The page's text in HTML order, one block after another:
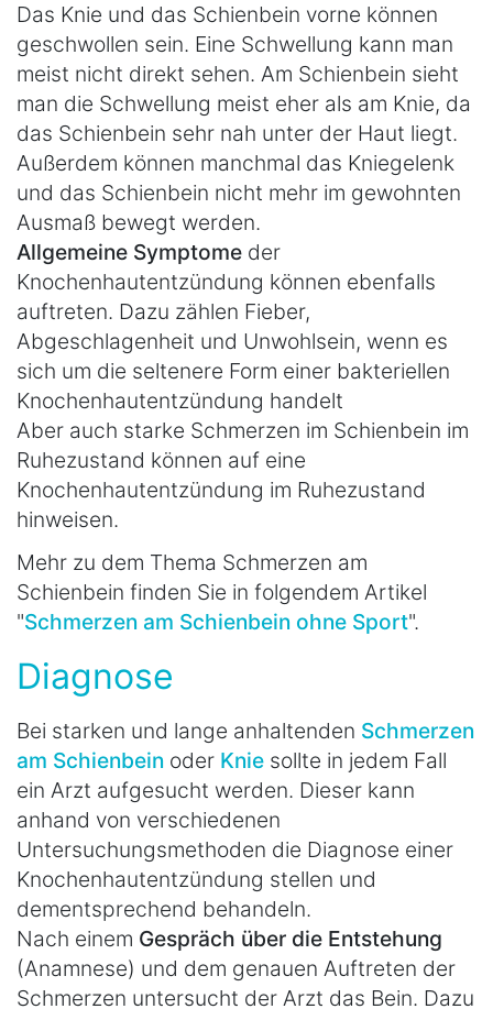
Das Knie und das Schienbein vorne können
geschwollen sein. Eine Schwellung kann man
meist nicht direkt sehen. Am Schienbein sieht
man die Schwellung meist eher als am Knie, da
das Schienbein sehr nah unter der Haut liegt.
Außerdem können manchmal das Kniegelenk
und das Schienbein nicht mehr im gewohnten
Ausmaß bewegt werden.
Allgemeine Symptome der
Knochenhautentzündung können ebenfalls
auftreten. Dazu zählen Fieber,
Abgeschlagenheit und Unwohlsein, wenn es
sich um die seltenere Form einer bakteriellen
Knochenhautentzündung handelt
Aber auch starke Schmerzen im Schienbein im
Ruhezustand können auf eine
Knochenhautentzündung im Ruhezustand
hinweisen.
Mehr zu dem Thema Schmerzen am
Schienbein finden Sie in folgendem Artikel
"Schmerzen am Schienbein ohne Sport".
Diagnose
Bei starken und lange anhaltenden Schmerzen
am Schienbein oder Knie sollte in jedem Fall
ein Arzt aufgesucht werden. Dieser kann
anhand von verschiedenen
Untersuchungsmethoden die Diagnose einer
Knochenhautentzündung stellen und
dementsprechend behandeln.
Nach einem Gespräch über die Entstehung
(Anamnese) und dem genauen Auftreten der
Schmerzen untersucht der Arzt das Bein. Dazu